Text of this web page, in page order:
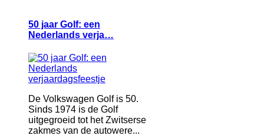
50 jaar Golf: een
Nederlands verja…
De Volkswagen Golf is 50.
Sinds 1974 is de Golf
uitgegroeid tot het Zwitserse
zakmes van de autowere...